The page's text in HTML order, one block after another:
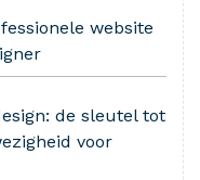
website
de sleutel tot
voor